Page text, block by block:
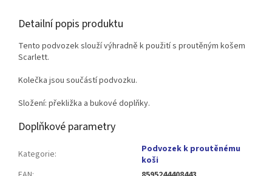
Detailní popis produktu
Tento podvozek slouží výhradně k použití s proutěným košem
Scarlett.
Kolečka jsou součástí podvozku.
Složení: překližka a bukové doplňky.
Doplňkové parametry
Kategorie:
Podvozek k proutěnému
koši